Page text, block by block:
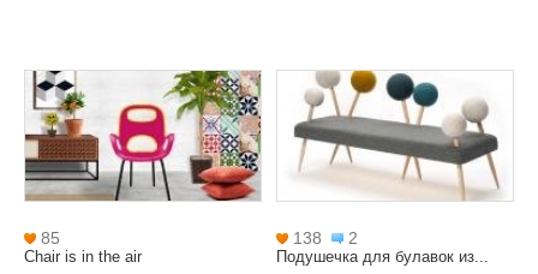
85
Chair is in the air
138 2
Подушечка для булавок из...